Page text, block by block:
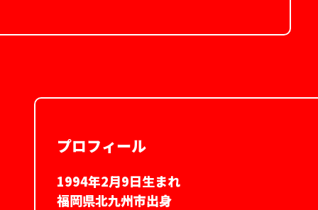
プロフィール
1994年2月9日生まれ
福岡県北九州市出身